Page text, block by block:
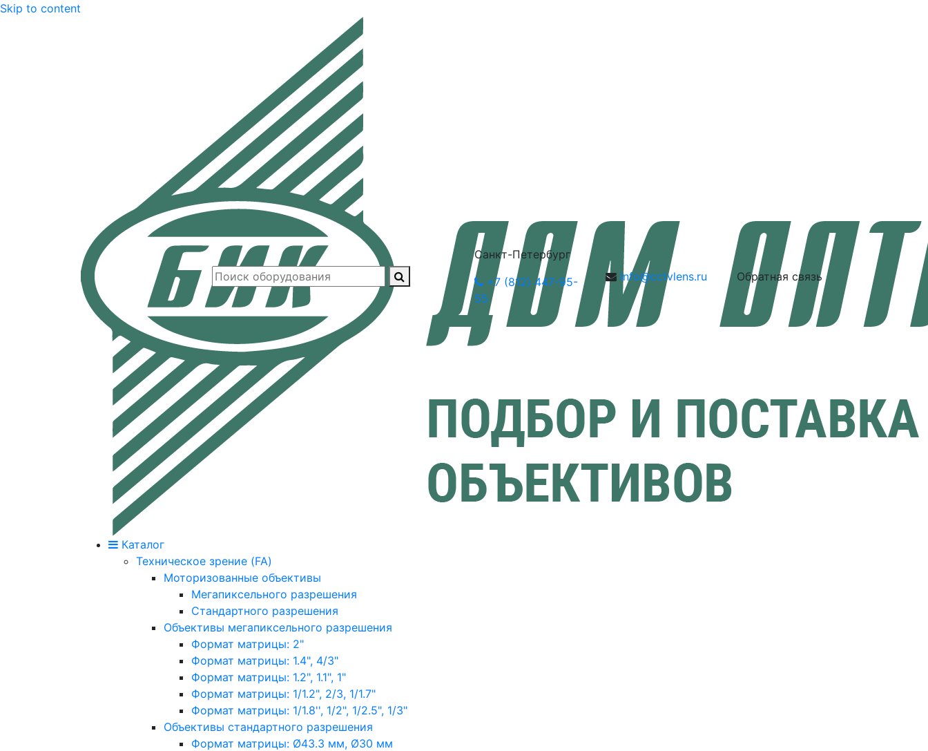
Skip to content
Санкт-Петербург
+7 (812) 447-95-
55
info@cctvlens.ru Обратная связь
Каталог
Техническое зрение (FA)
Моторизованные объективы
Мегапиксельного разрешения
Стандартного разрешения
Объективы мегапиксельного разрешения
Формат матрицы: 2"
Формат матрицы: 1.4", 4/3"
Формат матрицы: 1.2", 1.1", 1"
Формат матрицы: 1/1.2", 2/3, 1/1.7"
Формат матрицы: 1/1.8'', 1/2", 1/2.5", 1/3"
Объективы стандартного разрешения
Формат матрицы: Ø43.3 мм, Ø30 мм